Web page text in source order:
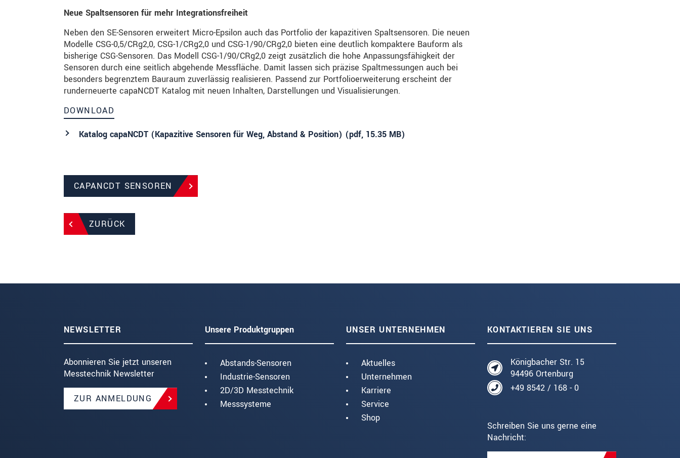
Neue Spaltsensoren für mehr Integrationsfreiheit
Neben den SE-Sensoren erweitert Micro-Epsilon auch das Portfolio der kapazitiven Spaltsensoren. Die neuen
Modelle CSG-0,5/CRg2,0, CSG-1/CRg2,0 und CSG-1/90/CRg2,0 bieten eine deutlich kompaktere Bauform als
bisherige CSG-Sensoren. Das Modell CSG-1/90/CRg2,0 zeigt zusätzlich die hohe Anpassungsfähigkeit der
Sensoren durch eine seitlich abgehende Messfläche. Damit lassen sich präzise Spaltmessungen auch bei
besonders begrenztem Bauraum zuverlässig realisieren. Passend zur Portfolioerweiterung erscheint der
runderneuerte capaNCDT Katalog mit neuen Inhalten, Darstellungen und Visualisierungen.
DOWNLOAD
Katalog capaNCDT (Kapazitive Sensoren für Weg, Abstand & Position) (pdf, 15.35 MB)
CAPANCDT SENSOREN
ZURÜCK
NEWSLETTER
Abonnieren Sie jetzt unseren
Messtechnik Newsletter
ZUR ANMELDUNG
Unsere Produktgruppen
Abstands-Sensoren
Industrie-Sensoren
2D/3D Messtechnik
Messsysteme
UNSER UNTERNEHMEN
Aktuelles
Unternehmen
Karriere
Service
Shop
KONTAKTIEREN SIE UNS
Königbacher Str. 15
94496 Ortenburg
+49 8542 / 168 - 0
Schreiben Sie uns gerne eine
Nachricht: